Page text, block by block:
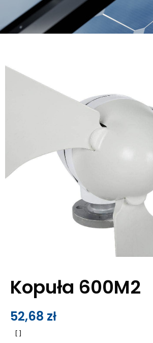
Kopuła 600M2
52,68 zł